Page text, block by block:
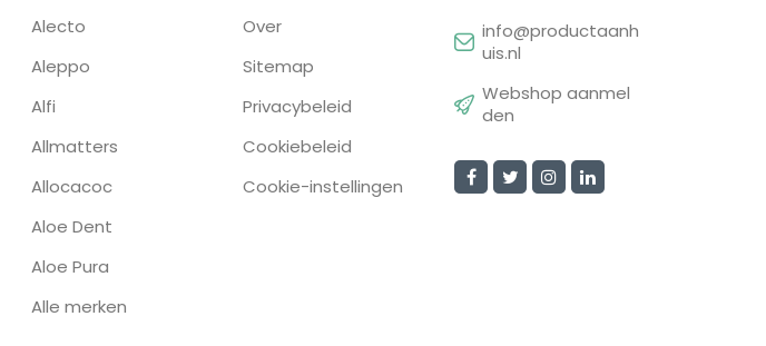
Alecto
Aleppo
Alfi
Allmatters
Allocacoc
Aloe Dent
Aloe Pura
Alle merken
Over
Sitemap
Privacybeleid
Cookiebeleid
Cookie-instellingen
info@productaanh
uis.nl
Webshop aanmel
den